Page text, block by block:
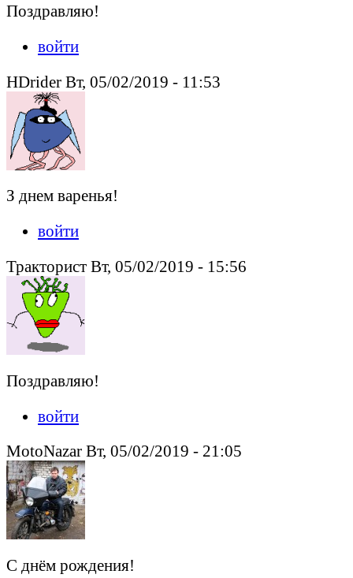
Поздравляю!
войти
HDrider Вт, 05/02/2019 - 11:53
З днем варенья!
войти
Тракторист Вт, 05/02/2019 - 15:56
Поздравляю!
войти
MotoNazar Вт, 05/02/2019 - 21:05
С днём рождения!